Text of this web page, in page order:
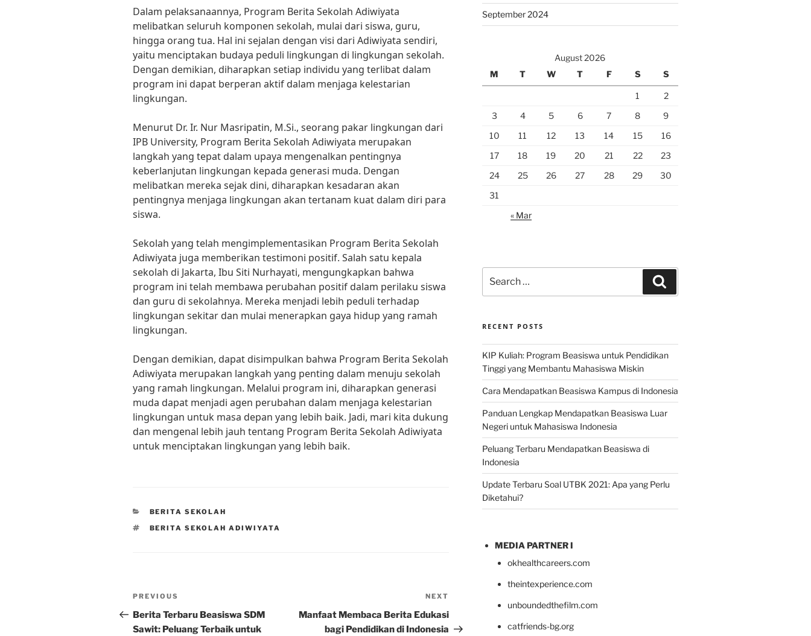
Dalam pelaksanaannya, Program Berita Sekolah Adiwiyata
melibatkan seluruh komponen sekolah, mulai dari siswa, guru,
hingga orang tua. Hal ini sejalan dengan visi dari Adiwiyata sendiri,
yaitu menciptakan budaya peduli lingkungan di lingkungan sekolah.
Dengan demikian, diharapkan setiap individu yang terlibat dalam
program ini dapat berperan aktif dalam menjaga kelestarian
lingkungan.
Menurut Dr. Ir. Nur Masripatin, M.Si., seorang pakar lingkungan dari
IPB University, Program Berita Sekolah Adiwiyata merupakan
langkah yang tepat dalam upaya mengenalkan pentingnya
keberlanjutan lingkungan kepada generasi muda. Dengan
melibatkan mereka sejak dini, diharapkan kesadaran akan
pentingnya menjaga lingkungan akan tertanam kuat dalam diri para
siswa.
Sekolah yang telah mengimplementasikan Program Berita Sekolah
Adiwiyata juga memberikan testimoni positif. Salah satu kepala
sekolah di Jakarta, Ibu Siti Nurhayati, mengungkapkan bahwa
program ini telah membawa perubahan positif dalam perilaku siswa
dan guru di sekolahnya. Mereka menjadi lebih peduli terhadap
lingkungan sekitar dan mulai menerapkan gaya hidup yang ramah
lingkungan.
Dengan demikian, dapat disimpulkan bahwa Program Berita Sekolah
Adiwiyata merupakan langkah yang penting dalam menuju sekolah
yang ramah lingkungan. Melalui program ini, diharapkan generasi
muda dapat menjadi agen perubahan dalam menjaga kelestarian
lingkungan untuk masa depan yang lebih baik. Jadi, mari kita dukung
dan mengenal lebih jauh tentang Program Berita Sekolah Adiwiyata
untuk menciptakan lingkungan yang lebih baik.
CATEGORIES
BERITA SEKOLAH
TAGS
BERITA SEKOLAH ADIWIYATA
Post
navigation
Previous
Post
PREVIOUS
Berita Terbaru Beasiswa SDM
Sawit: Peluang Terbaik untuk
Post
NEXT
Manfaat Membaca Berita Edukasi
bagi Pendidikan di Indonesia
September 2024
August 2026
M
T W T F S S
1
2
3
4 5 6 7 8
9
10
11 12 13 14 15
16
17
18 19 20 21 22
23
24
25 26 27 28 29
30
31
« Mar
for:
RECENT POSTS
KIP Kuliah: Program Beasiswa untuk Pendidikan
Tinggi yang Membantu Mahasiswa Miskin
Cara Mendapatkan Beasiswa Kampus di Indonesia
Panduan Lengkap Mendapatkan Beasiswa Luar
Negeri untuk Mahasiswa Indonesia
Peluang Terbaru Mendapatkan Beasiswa di
Indonesia
Update Terbaru Soal UTBK 2021: Apa yang Perlu
Diketahui?
MEDIA PARTNER I
okhealthcareers.com
theintexperience.com
unboundedthefilm.com
catfriends-bg.org